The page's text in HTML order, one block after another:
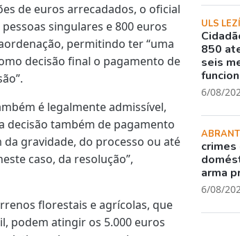
de euros arrecadados, o oficial
singulares e 800 euros
permitindo ter “uma
decisão final o pagamento de
é legalmente admissível,
decisão também de pagamento
gravidade, do processo ou até
caso, da resolução”,
florestais e agrícolas, que
podem atingir os 5.000 euros
ULS
850
seis
6/08/
crimes
arma
6/08/